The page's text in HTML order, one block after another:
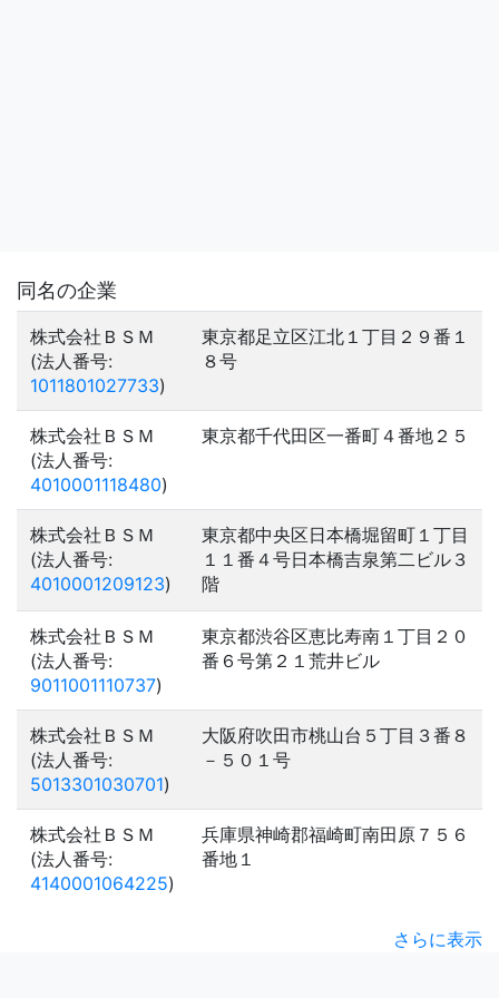
同名の企業
株式会社ＢＳＭ
(法人番号:
1011801027733)
東京都足立区江北１丁目２９番１
８号
株式会社ＢＳＭ
(法人番号:
4010001118480)
東京都千代田区一番町４番地２５
株式会社ＢＳＭ
(法人番号:
4010001209123)
東京都中央区日本橋堀留町１丁目
１１番４号日本橋吉泉第二ビル３
階
株式会社ＢＳＭ
(法人番号:
9011001110737)
東京都渋谷区恵比寿南１丁目２０
番６号第２１荒井ビル
株式会社ＢＳＭ
(法人番号:
5013301030701)
大阪府吹田市桃山台５丁目３番８
－５０１号
株式会社ＢＳＭ
(法人番号:
4140001064225)
兵庫県神崎郡福崎町南田原７５６
番地１
さらに表示